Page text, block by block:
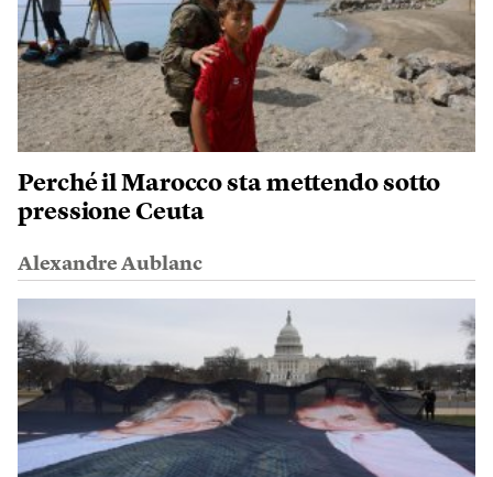
Perché il Marocco sta mettendo sotto
pressione Ceuta
Alexandre Aublanc